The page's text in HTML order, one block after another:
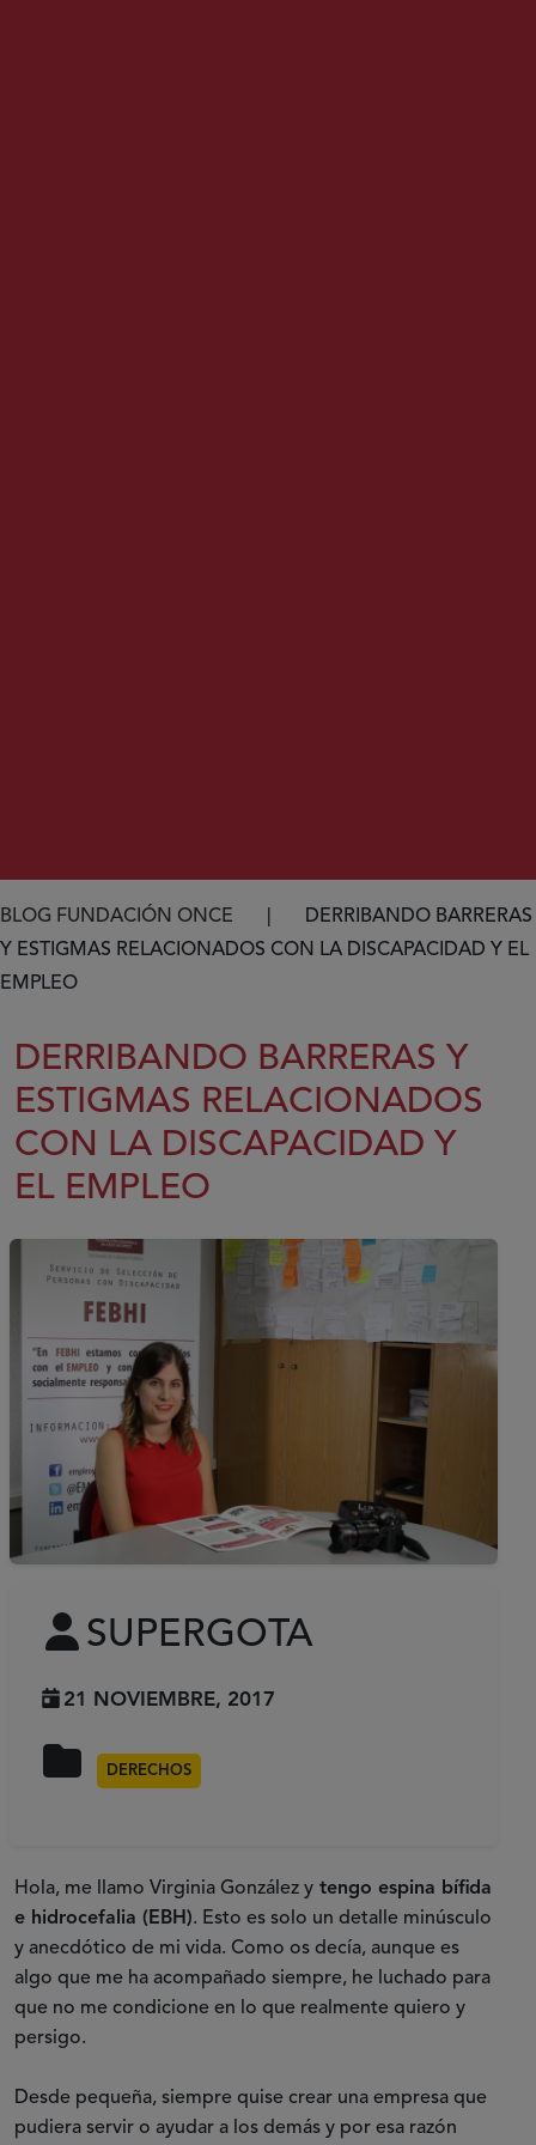
Ruta de navegación
BLOG FUNDACIÓN ONCE
DERRIBANDO BARRERAS
Y ESTIGMAS RELACIONADOS CON LA DISCAPACIDAD Y EL
EMPLEO
DERRIBANDO BARRERAS Y
ESTIGMAS RELACIONADOS
CON LA DISCAPACIDAD Y
EL EMPLEO
SUPERGOTA
21 NOVIEMBRE, 2017
DERECHOS
Hola, me llamo Virginia González y tengo espina bífida
e hidrocefalia (EBH). Esto es solo un detalle minúsculo
y anecdótico de mi vida. Como os decía, aunque es
algo que me ha acompañado siempre, he luchado para
que no me condicione en lo que realmente quiero y
persigo.
Desde pequeña, siempre quise crear una empresa que
pudiera servir o ayudar a los demás y por esa razón